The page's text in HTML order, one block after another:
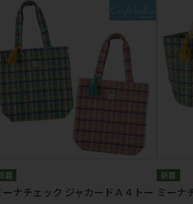
ーナチェック ジャカードＡ４トー ミーナ